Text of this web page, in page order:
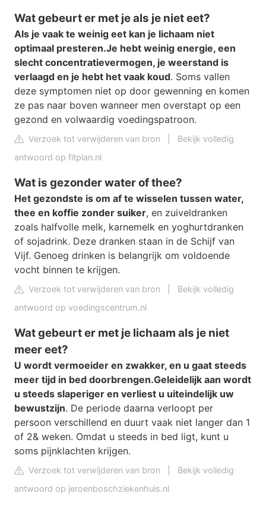
Wat gebeurt er met je als je niet eet?
Als je vaak te weinig eet kan je lichaam niet
optimaal presteren.Je hebt weinig energie, een
slecht concentratievermogen, je weerstand is
verlaagd en je hebt het vaak koud. Soms vallen
deze symptomen niet op door gewenning en komen
ze pas naar boven wanneer men overstapt op een
gezond en volwaardig voedingspatroon.
Verzoek tot verwijderen van bron
Bekijk volledig
antwoord op fitplan.nl
Wat is gezonder water of thee?
Het gezondste is om af te wisselen tussen water,
thee en koffie zonder suiker, en zuiveldranken
zoals halfvolle melk, karnemelk en yoghurtdranken
of sojadrink. Deze dranken staan in de Schijf van
Vijf. Genoeg drinken is belangrijk om voldoende
vocht binnen te krijgen.
Verzoek tot verwijderen van bron
Bekijk volledig
antwoord op voedingscentrum.nl
Wat gebeurt er met je lichaam als je niet
meer eet?
U wordt vermoeider en zwakker, en u gaat steeds
meer tijd in bed doorbrengen.Geleidelijk aan wordt
u steeds slaperiger en verliest u uiteindelijk uw
bewustzijn. De periode daarna verloopt per
persoon verschillend en duurt vaak niet langer dan 1
of 2& weken. Omdat u steeds in bed ligt, kunt u
soms pijnklachten krijgen.
Verzoek tot verwijderen van bron
Bekijk volledig
antwoord op jeroenboschziekenhuis.nl